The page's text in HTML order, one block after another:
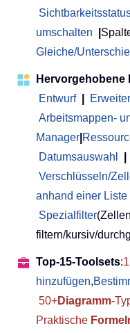
umschalten
Gleiche/
Hervorgehobene
Entwurf
Arbeitsmappen-
Manager
Datumsauswahl
Verschlüsseln/
anhand einer Liste
Spezialfilter
filtern/kursiv/
Top-15-Toolsets:
hinzufügen,
50+Diagramm-
Praktische